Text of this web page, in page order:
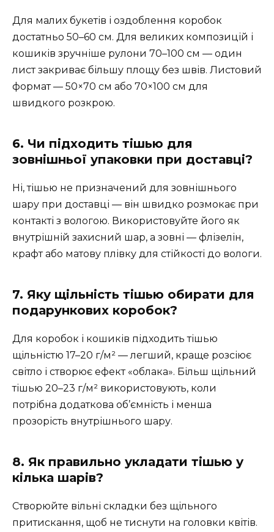
Для малих букетів і оздоблення коробок
достатньо 50–60 см. Для великих композицій і
кошиків зручніше рулони 70–100 см — один
лист закриває більшу площу без швів. Листовий
формат — 50×70 см або 70×100 см для
швидкого розкрою.
6. Чи підходить тішью для
зовнішньої упаковки при доставці?
Ні, тішью не призначений для зовнішнього
шару при доставці — він швидко розмокає при
контакті з вологою. Використовуйте його як
внутрішній захисний шар, а зовні — флізелін,
крафт або матову плівку для стійкості до вологи.
7. Яку щільність тішью обирати для
подарункових коробок?
Для коробок і кошиків підходить тішью
щільністю 17–20 г/м² — легший, краще розсіює
світло і створює ефект «облака». Більш щільний
тішью 20–23 г/м² використовують, коли
потрібна додаткова об’ємність і менша
прозорість внутрішнього шару.
8. Як правильно укладати тішью у
кілька шарів?
Створюйте вільні складки без щільного
притискання, щоб не тиснути на головки квітів.